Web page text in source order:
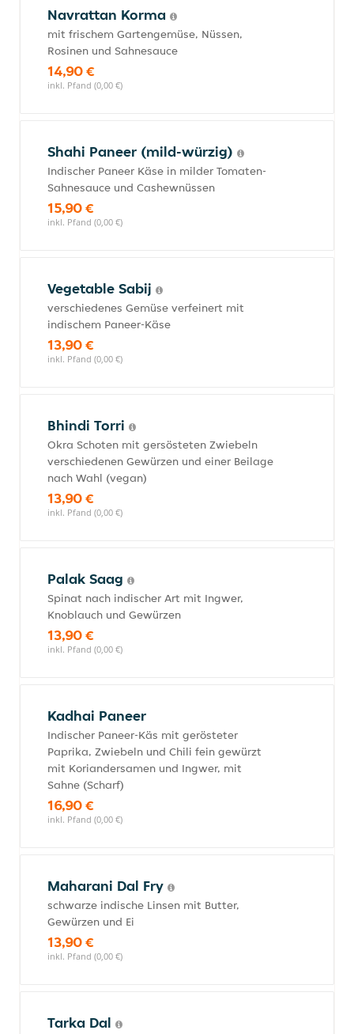
Navrattan Korma
mit frischem Gartengemüse, Nüssen,
Rosinen und Sahnesauce
14,90 €
inkl. Pfand (0,00 €)
Shahi Paneer (mild-würzig)
Indischer Paneer Käse in milder Tomaten-
Sahnesauce und Cashewnüssen
15,90 €
inkl. Pfand (0,00 €)
Vegetable Sabij
verschiedenes Gemüse verfeinert mit
indischem Paneer-Käse
13,90 €
inkl. Pfand (0,00 €)
Bhindi Torri
Okra Schoten mit gersösteten Zwiebeln
verschiedenen Gewürzen und einer Beilage
nach Wahl (vegan)
13,90 €
inkl. Pfand (0,00 €)
Palak Saag
Spinat nach indischer Art mit Ingwer,
Knoblauch und Gewürzen
13,90 €
inkl. Pfand (0,00 €)
Kadhai Paneer
Indischer Paneer-Käs mit gerösteter
Paprika, Zwiebeln und Chili fein gewürzt
mit Koriandersamen und Ingwer, mit
Sahne (Scharf)
16,90 €
inkl. Pfand (0,00 €)
Maharani Dal Fry
schwarze indische Linsen mit Butter,
Gewürzen und Ei
13,90 €
inkl. Pfand (0,00 €)
Tarka Dal